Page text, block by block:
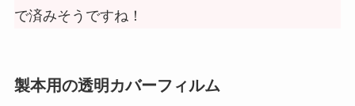
で済みそうですね！
製本用の透明カバーフィルム